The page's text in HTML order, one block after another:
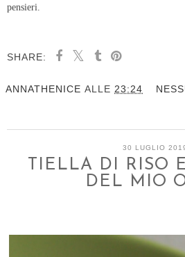
pensieri.
SHARE:
ANNATHENICE ALLE 23:24
30 LUGLIO
TIELLA DI RISO
DEL MIO